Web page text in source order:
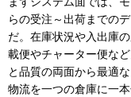
らの受注～出荷までの
だ。在庫状況や入出庫
載便やチャーター便な
と品質の両面から最適
物流を一つの倉庫に一